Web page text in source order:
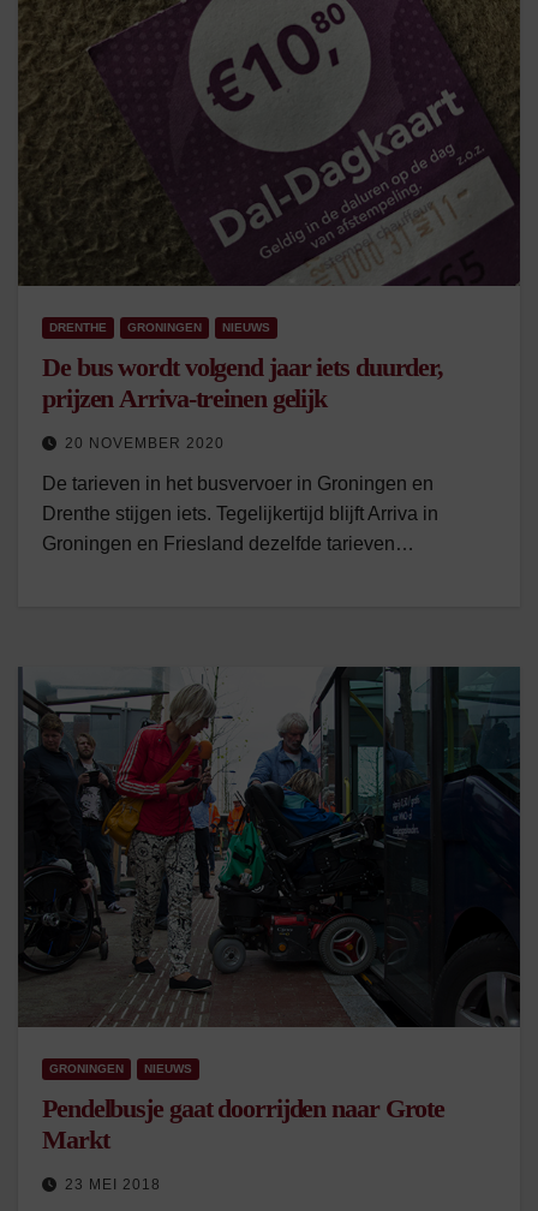
DRENTHE GRONINGEN NIEUWS
De bus wordt volgend jaar iets duurder,
prijzen Arriva-treinen gelijk
20 NOVEMBER 2020
De tarieven in het busvervoer in Groningen en
Drenthe stijgen iets. Tegelijkertijd blijft Arriva in
Groningen en Friesland dezelfde tarieven…
GRONINGEN NIEUWS
Pendelbusje gaat doorrijden naar Grote
Markt
23 MEI 2018